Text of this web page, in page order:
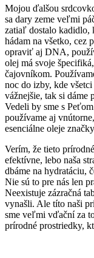
Mojou ďalšou
sa dary zeme veľmi
zatiaľ dostalo kadidlo,
hádam na všetko, cez
opraviť aj DNA,
olej má svoje
čajovníkom.
noc do izby, kde
vážnejšie, tak si dáme
Vedeli by sme s
používame aj
esenciálne oleje značky
Verím, že tieto
efektívne, lebo naša
dbáme na hydratáciu,
Nie sú to pre nás len
Neexistuje zázračná
vynašli. Ale títo naši
sme veľmi vďační za
prírodné prostriedky,